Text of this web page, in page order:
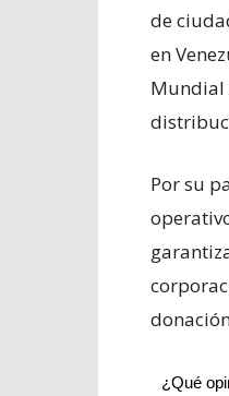
de
en
Mundial
Por su
¿Qué